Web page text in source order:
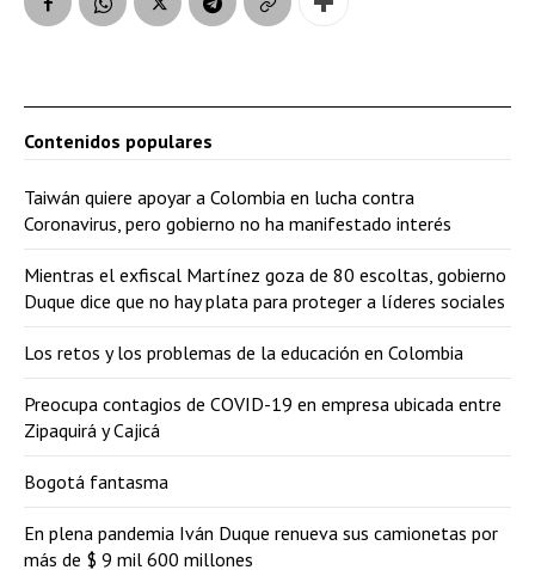
Contenidos populares
Taiwán quiere apoyar a Colombia en lucha contra
Coronavirus, pero gobierno no ha manifestado interés
Mientras el exfiscal Martínez goza de 80 escoltas, gobierno
Duque dice que no hay plata para proteger a líderes sociales
Los retos y los problemas de la educación en Colombia
Preocupa contagios de COVID-19 en empresa ubicada entre
Zipaquirá y Cajicá
Bogotá fantasma
En plena pandemia Iván Duque renueva sus camionetas por
más de $ 9 mil 600 millones